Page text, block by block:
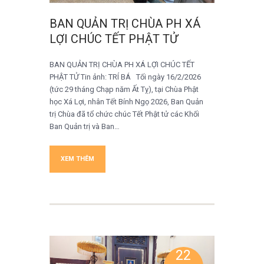
BAN QUẢN TRỊ CHÙA PH XÁ
LỢI CHÚC TẾT PHẬT TỬ
BAN QUẢN TRỊ CHÙA PH XÁ LỢI CHÚC TẾT
PHẬT TỬ Tin ảnh: TRÍ BÁ Tối ngày 16/2/2026
(tức 29 tháng Chạp năm Ất Tỵ), tại Chùa Phật
học Xá Lợi, nhân Tết Bính Ngọ 2026, Ban Quản
trị Chùa đã tổ chức chúc Tết Phật tử các Khối
Ban Quản trị và Ban…
XEM THÊM
22